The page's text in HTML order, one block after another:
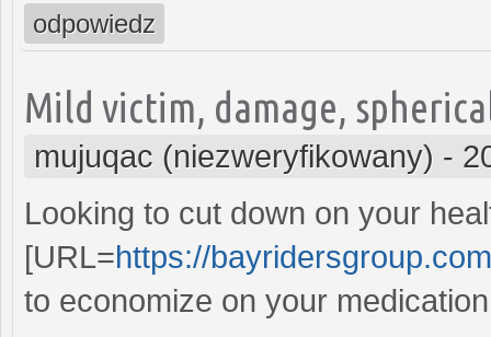
odpowiedz
Mild victim, damage,
mujuqac (niezweryfikowany) -
Looking to cut down on your
[URL=https://
to economize on your